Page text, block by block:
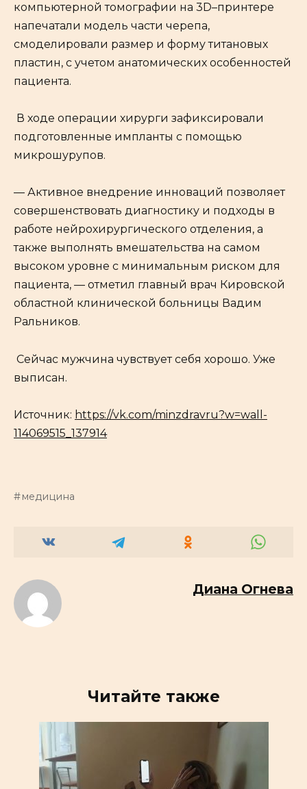
компьютерной томографии на 3D–принтере
напечатали модель части черепа,
смоделировали размер и форму титановых
пластин, с учетом анатомических особенностей
пациента.
В ходе операции хирурги зафиксировали
подготовленные импланты с помощью
микрошурупов.
— Активное внедрение инноваций позволяет
совершенствовать диагностику и подходы в
работе нейрохирургического отделения, а
также выполнять вмешательства на самом
высоком уровне с минимальным риском для
пациента, — отметил главный врач Кировской
областной клинической больницы Вадим
Ральников.
Сейчас мужчина чувствует себя хорошо. Уже
выписан.
Источник: https://vk.com/minzdravru?w=wall-
114069515_137914
медицина
Диана Огнева
Читайте также